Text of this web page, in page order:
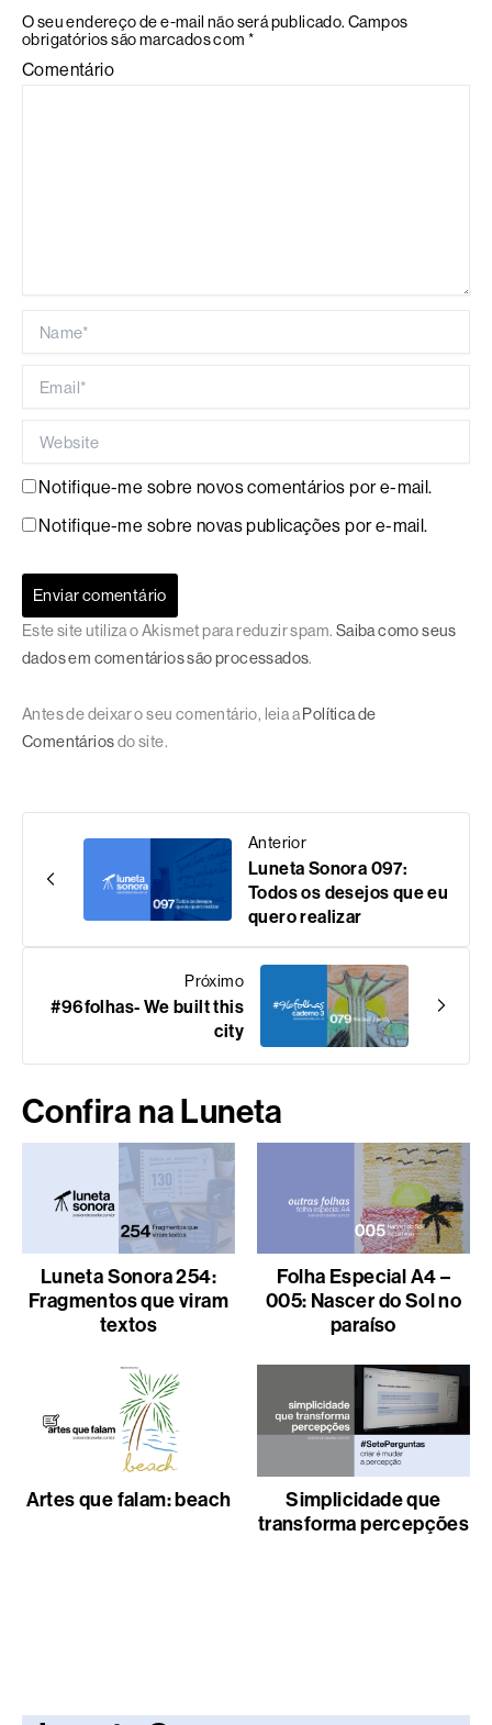
O seu endereço de e-mail não será publicado. Campos
obrigatórios são marcados com *
Comentário
Notifique-me sobre novos comentários por e-mail.
Notifique-me sobre novas publicações por e-mail.
Este site utiliza o Akismet para reduzir spam. Saiba como seus
dados em comentários são processados.
Antes de deixar o seu comentário, leia a Política de
Comentáriosdo site.
Anterior
Luneta Sonora 097:
Todos os desejos que eu
quero realizar
Próximo
#96folhas- We built this
city
Confira na Luneta
Luneta Sonora 254:
Fragmentos que viram
textos
Folha Especial A4 –
005: Nascer do Sol no
paraíso
Artes que falam: beach
Simplicidade que
transforma percepções